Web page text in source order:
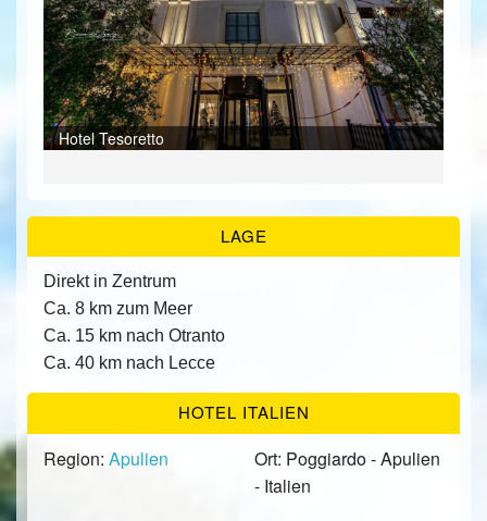
ÜBER UNS
KONTAKT/ANFRAGE
FEEDBACKS
Hotel Tesoretto
LAGE
Direkt in Zentrum
Ca. 8 km zum Meer
Ca. 15 km nach Otranto
Ca. 40 km nach Lecce
HOTEL ITALIEN
Region: Apulien
Ort: Poggiardo - Apulien
- Italien